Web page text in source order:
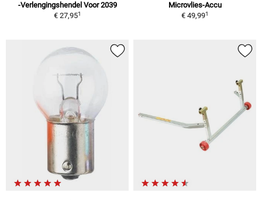
-Verlengingshendel Voor 2039
€ 27,951
Microvlies-Accu
€ 49,991